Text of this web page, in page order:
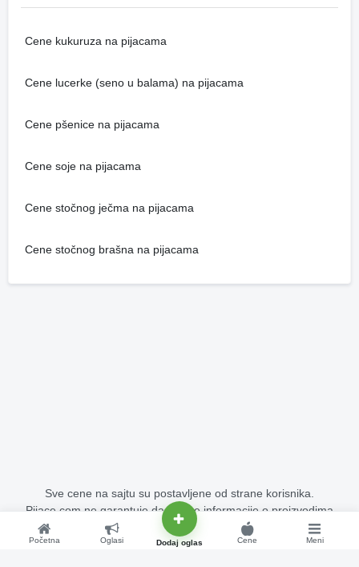
Cene kukuruza na pijacama
Cene lucerke (seno u balama) na pijacama
Cene pšenice na pijacama
Cene soje na pijacama
Cene stočnog ječma na pijacama
Cene stočnog brašna na pijacama
Sve cene na sajtu su postavljene od strane korisnika.
Pijace.com ne garantuje da su sve informacije o proizvodima
potpuno tačne i bez grešaka.
Copyright © 2015 - 2026 Pijace.com Sva prava su zadržana.
Početna Oglasi Dodaj oglas Cene Meni